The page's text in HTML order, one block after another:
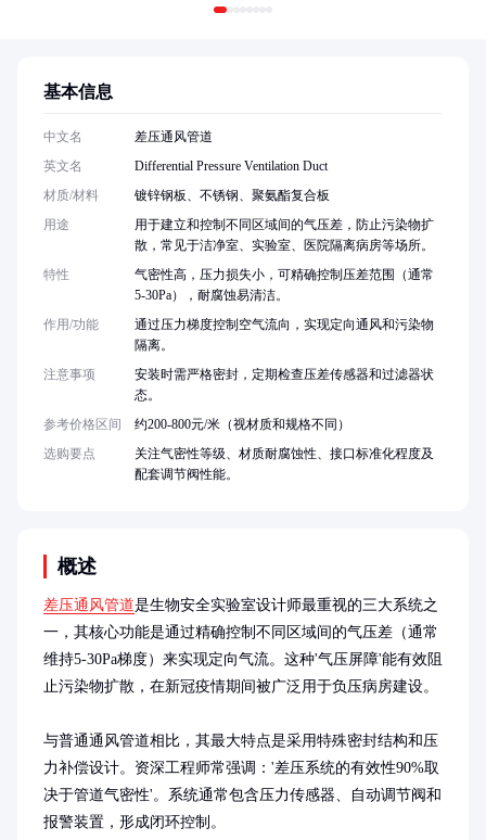
概述
差压通风管道是生物安全实验室设计师最重视的三大系统之
一，其核心功能是通过精确控制不同区域间的气压差（通常
维持5-30Pa梯度）来实现定向气流。这种'气压屏障'能有效阻
止污染物扩散，在新冠疫情期间被广泛用于负压病房建设。
与普通通风管道相比，其最大特点是采用特殊密封结构和压
力补偿设计。资深工程师常强调：'差压系统的有效性90%取
决于管道气密性'。系统通常包含压力传感器、自动调节阀和
报警装置，形成闭环控制。
基本信息
中文名
差压通风管道
英文名
Differential Pressure Ventilation Duct
材质/材料
镀锌钢板、不锈钢、聚氨酯复合板
用途
用于建立和控制不同区域间的气压差，防止污染物扩
散，常见于洁净室、实验室、医院隔离病房等场所。
特性
气密性高，压力损失小，可精确控制压差范围（通常
5-30Pa），耐腐蚀易清洁。
作用/功能
通过压力梯度控制空气流向，实现定向通风和污染物
隔离。
注意事项
安装时需严格密封，定期检查压差传感器和过滤器状
态。
参考价格区间
约200-800元/米（视材质和规格不同）
选购要点
关注气密性等级、材质耐腐蚀性、接口标准化程度及
配套调节阀性能。